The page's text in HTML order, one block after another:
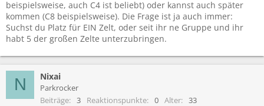
beispielsweise, auch C4 ist beliebt) oder kannst auch später
kommen (C8 beispielsweise). Die Frage ist ja auch immer:
Suchst du Platz für EIN Zelt, oder seit ihr ne Gruppe und ihr
habt 5 der großen Zelte unterzubringen.
N Nixai
Parkrocker
Beiträge
3 Reaktionspunkte 0 Alter 33